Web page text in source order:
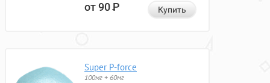
от 90Р Купить
Super P-force
100мг + 60мг